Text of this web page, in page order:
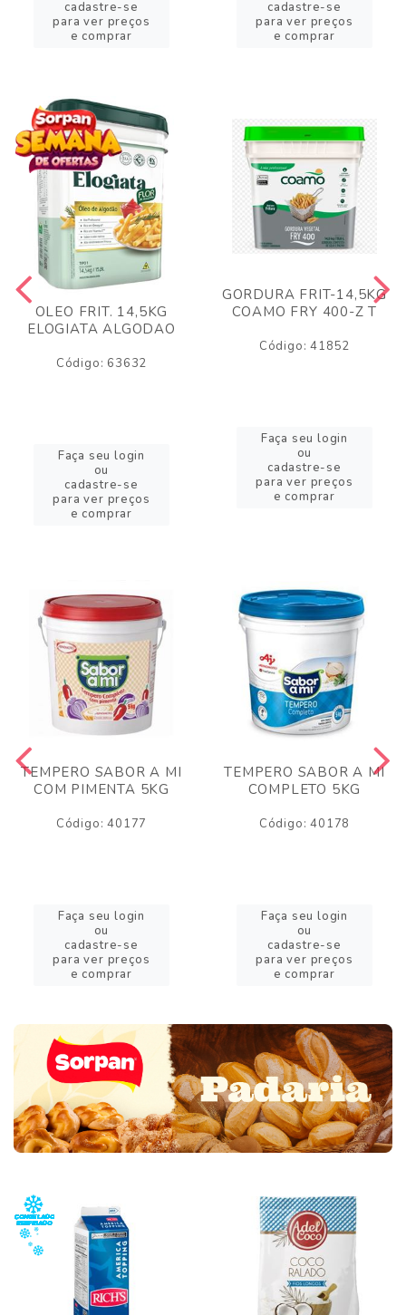
cadastre-se
para ver preços
e comprar
cadastre-se
para ver preços
e comprar
OLEO FRIT. 14,5KG
ELOGIATA ALGODAO
Código: 63632
Faça seu login
ou
cadastre-se
para ver preços
e comprar
GORDURA FRIT-14,5KG
COAMO FRY 400-Z T
Código: 41852
Faça seu login
ou
cadastre-se
para ver preços
e comprar
TEMPERO SABOR A MI
COM PIMENTA 5KG
Código: 40177
Faça seu login
ou
cadastre-se
para ver preços
e comprar
TEMPERO SABOR A MI
COMPLETO 5KG
Código: 40178
Faça seu login
ou
cadastre-se
para ver preços
e comprar